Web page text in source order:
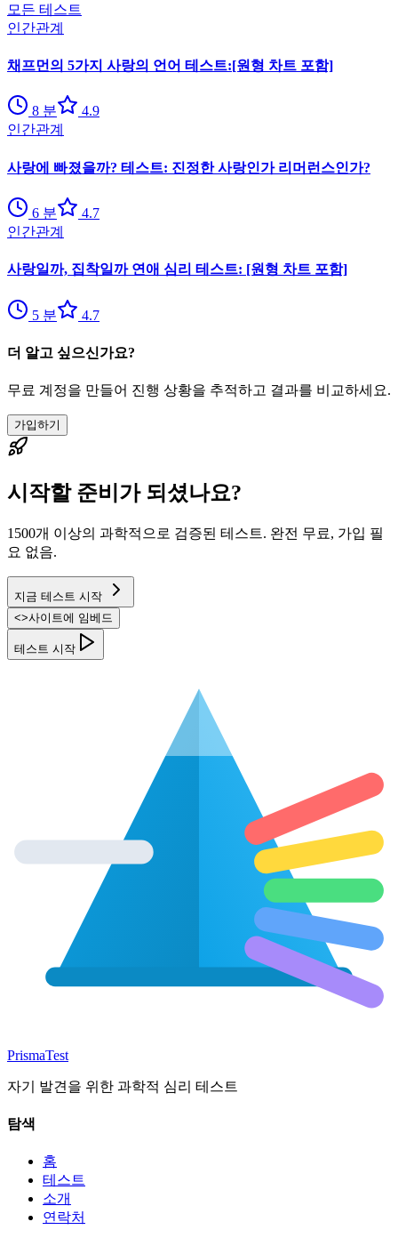
모든 테스트
인간관계
채프먼의 5가지 사랑의 언어 테스트:[원형 차트 포함]
8 분
4.9
인간관계
사랑에 빠졌을까? 테스트: 진정한 사랑인가 리머런스인가?
6 분
4.7
인간관계
사랑일까, 집착일까 연애 심리 테스트: [원형 차트 포함]
5 분 4.7
더 알고 싶으신가요?
무료 계정을 만들어 진행 상황을 추적하고 결과를 비교하세요.
가입하기
시작할 준비가 되셨나요?
1500개 이상의 과학적으로 검증된 테스트. 완전 무료, 가입 필
요 없음.
지금 테스트 시작
<>사이트에 임베드
테스트 시작
PrismaTest
자기 발견을 위한 과학적 심리 테스트
탐색
홈
테스트
소개
연락처